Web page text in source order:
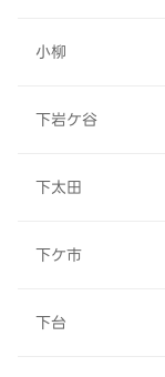
小柳
下岩ケ谷
下太田
下ケ市
下台